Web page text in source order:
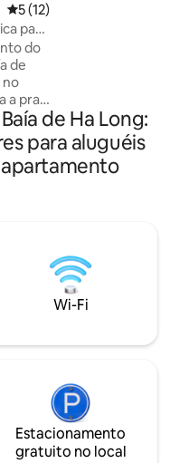
5 de uma avaliação média
5 (12)
para
do
de
no
a praia
na
- 10
para
o
estacionamento
estadia
do centro da
de Ha Long:
para aluguéis
Wi-Fi
Estacionamento
gratuito no local